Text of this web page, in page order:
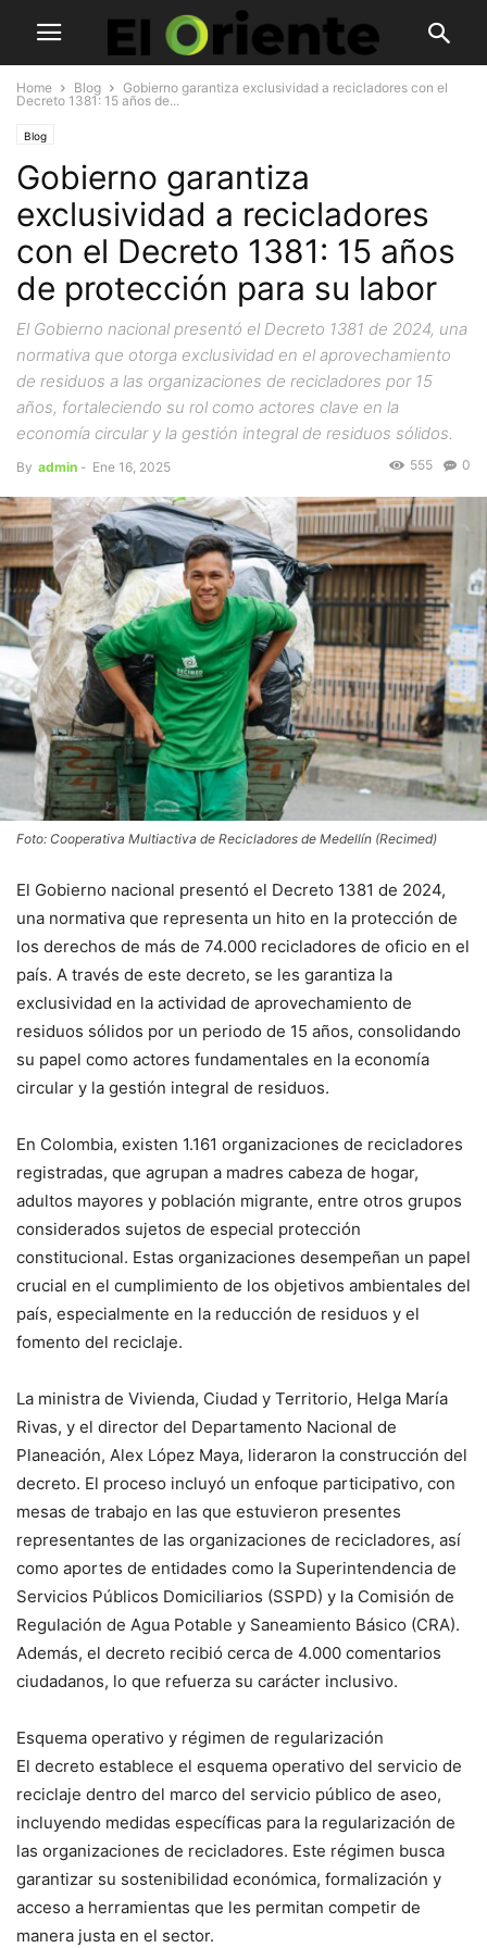
Home Blog
Gobierno garantiza exclusividad a recicladores con el
Decreto 1381: 15 años de...
Blog
Gobierno garantiza
exclusividad a recicladores
con el Decreto 1381: 15 años
de protección para su labor
El Gobierno nacional presentó el Decreto 1381 de 2024, una
normativa que otorga exclusividad en el aprovechamiento
de residuos a las organizaciones de recicladores por 15
años, fortaleciendo su rol como actores clave en la
economía circular y la gestión integral de residuos sólidos.
By admin - Ene 16, 2025 0
555
Foto: Cooperativa Multiactiva de Recicladores de Medellín (Recimed)
El Gobierno nacional presentó el Decreto 1381 de 2024,
una normativa que representa un hito en la protección de
los derechos de más de 74.000 recicladores de oficio en el
país. A través de este decreto, se les garantiza la
exclusividad en la actividad de aprovechamiento de
residuos sólidos por un periodo de 15 años, consolidando
su papel como actores fundamentales en la economía
circular y la gestión integral de residuos.
En Colombia, existen 1.161 organizaciones de recicladores
registradas, que agrupan a madres cabeza de hogar,
adultos mayores y población migrante, entre otros grupos
considerados sujetos de especial protección
constitucional. Estas organizaciones desempeñan un papel
crucial en el cumplimiento de los objetivos ambientales del
país, especialmente en la reducción de residuos y el
fomento del reciclaje.
La ministra de Vivienda, Ciudad y Territorio, Helga María
Rivas, y el director del Departamento Nacional de
Planeación, Alex López Maya, lideraron la construcción del
decreto. El proceso incluyó un enfoque participativo, con
mesas de trabajo en las que estuvieron presentes
representantes de las organizaciones de recicladores, así
como aportes de entidades como la Superintendencia de
Servicios Públicos Domiciliarios (SSPD) y la Comisión de
Regulación de Agua Potable y Saneamiento Básico (CRA).
Además, el decreto recibió cerca de 4.000 comentarios
ciudadanos, lo que refuerza su carácter inclusivo.
Esquema operativo y régimen de regularización
El decreto establece el esquema operativo del servicio de
reciclaje dentro del marco del servicio público de aseo,
incluyendo medidas específicas para la regularización de
las organizaciones de recicladores. Este régimen busca
garantizar su sostenibilidad económica, formalización y
acceso a herramientas que les permitan competir de
manera justa en el sector.